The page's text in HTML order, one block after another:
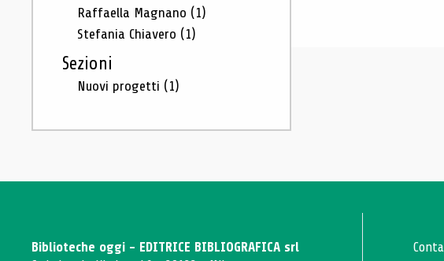
Raffaella Magnano (1)
Stefania Chiavero (1)
Sezioni
Nuovi progetti (1)
Biblioteche oggi - EDITRICE BIBLIOGRAFICA srl